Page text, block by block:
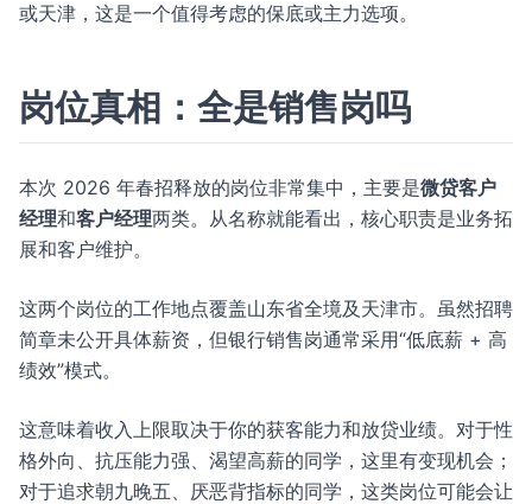
或天津，这是一个值得考虑的保底或主力选项。
岗位真相：全是销售岗吗
本次 2026 年春招释放的岗位非常集中，主要是微贷客户
经理和客户经理两类。从名称就能看出，核心职责是业务拓
展和客户维护。
这两个岗位的工作地点覆盖山东省全境及天津市。虽然招聘
简章未公开具体薪资，但银行销售岗通常采用“低底薪 + 高
绩效”模式。
这意味着收入上限取决于你的获客能力和放贷业绩。对于性
格外向、抗压能力强、渴望高薪的同学，这里有变现机会；
对于追求朝九晚五、厌恶背指标的同学，这类岗位可能会让